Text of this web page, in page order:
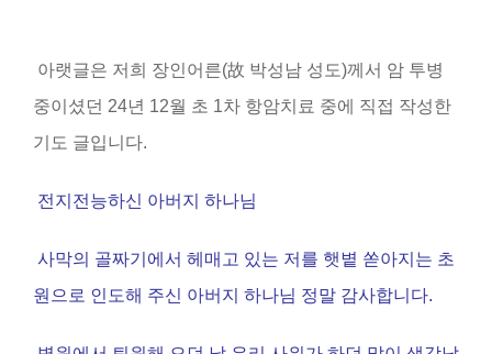
아랫글은 저희 장인어른(故 박성남 성도)께서 암 투병
중이셨던 24년 12월 초 1차 항암치료 중에 직접 작성한
기도 글입니다.
전지전능하신 아버지 하나님
사막의 골짜기에서 헤매고 있는 저를 햇볕 쏟아지는 초
원으로 인도해 주신 아버지 하나님 정말 감사합니다.